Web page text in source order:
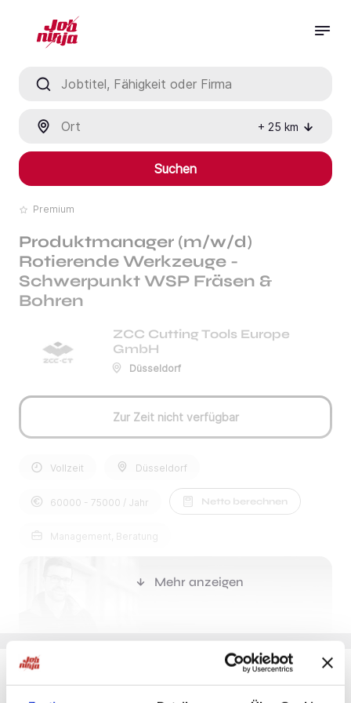
+ 25 km
Suchen
Premium
Produktmanager (m/w/d)
Rotierende Werkzeuge -
Schwerpunkt WSP Fräsen &
Bohren
ZCC Cutting Tools Europe
GmbH
Düsseldorf
Zur Zeit nicht verfügbar
Vollzeit Düsseldorf
60000 - 75000 / Jahr Netto berechnen
Management, Beratung
Mehr anzeigen